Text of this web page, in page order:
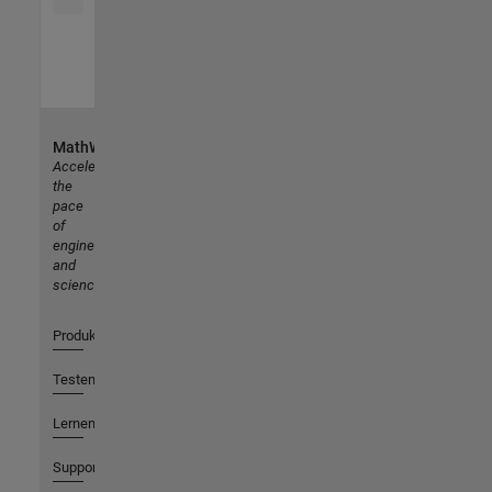
MathWorks
Accelerating
the
pace
of
engineering
and
science
Produkte
Testen oder Kaufen
Lernen
Support